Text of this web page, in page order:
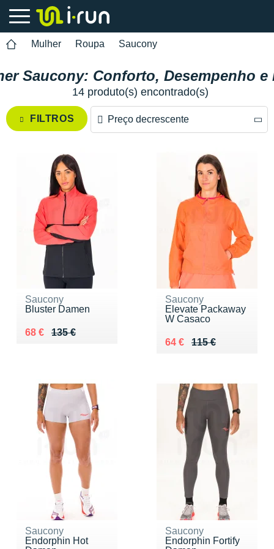
Mulher Roupa Saucony
Saucony: Conforto, Desempenho
14 produto(s) encontrado(s)
FILTROS Preço decrescente
Saucony
Bluster Damen
135 €
Au lieu de 135 €
68 €
Vendu 68 €
Saucony
Elevate Packaway
W Casaco
115 €
Au lieu de 115 €
64 €
Vendu 64 €
Saucony
Endorphin Hot
Saucony
Endorphin Fortify